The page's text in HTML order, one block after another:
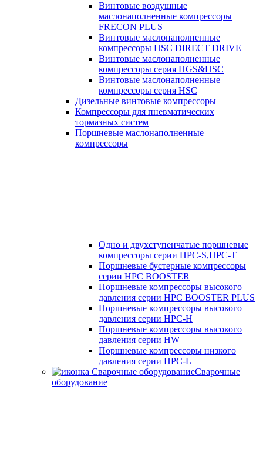
Винтовые воздушные
маслонаполненные компрессоры
FRECON PLUS
Винтовые маслонаполненные
компрессоры HSC DIRECT DRIVE
Винтовые маслонаполненные
компрессоры серия HGS&HSC
Винтовые маслонаполненные
компрессоры серия HSC
Дизельные винтовые компрессоры
Компрессоры для пневматических
тормазных систем
Поршневые маслонаполненные
компрессоры
Одно и двухступенчатые поршневые
компрессоры серии HPC-S,HPC-T
Поршневые бустерные компрессоры
серии HPC BOOSTER
Поршневые компрессоры высокого
давления серии HPC BOOSTER PLUS
Поршневые компрессоры высокого
давления серии HPC-H
Поршневые компрессоры высокого
давления серии HW
Поршневые компрессоры низкого
давления серии HPC-L
Сварочные
оборудование